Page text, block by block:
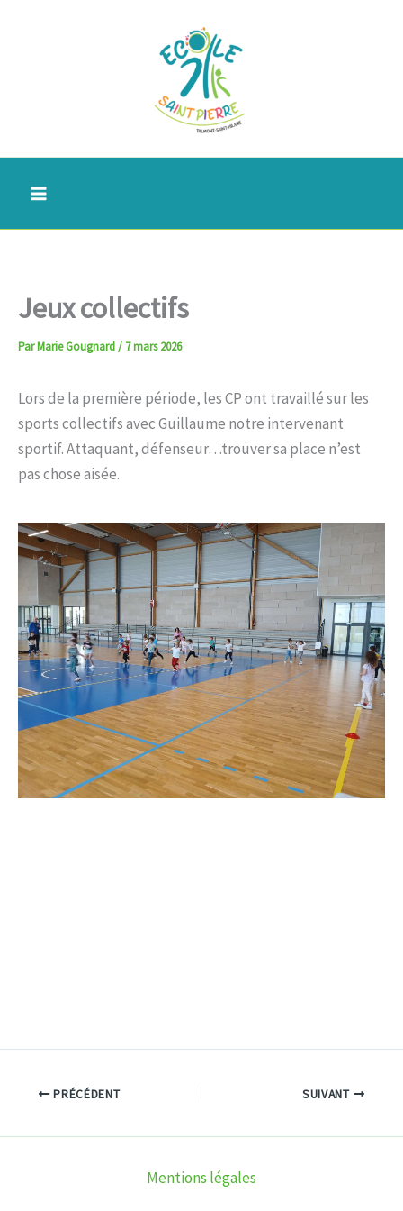
Jeux collectifs
ParMarie Gougnard/ 7 mars 2026
Lors de la première période, les CP ont travaillé sur les
sports collectifs avec Guillaume notre intervenant
sportif. Attaquant, défenseur…trouver sa place n’est
pas chose aisée.
PRÉCÉDENT SUIVANT
Mentions légales